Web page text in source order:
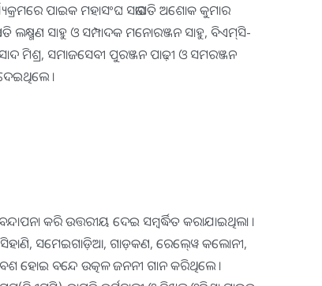
ପାଇକ ମହାସଂଘ ସଭାପତି ଅଶୋକ କୁମାର
ଲକ୍ଷ୍ମଣ ସାହୁ ଓ ସମ୍ପାଦକ ମନୋରଞ୍ଜନ ସାହୁ, ବିଏମ୍‍ସି-
ମିଶ୍ର, ସମାଜସେବୀ ପୁରଞ୍ଜନ ପାଢ଼ୀ ଓ ସମରଞ୍ଜନ
।
କରି ଉତ୍ତରୀୟ ଦେଇ ସମ୍ବର୍ଦ୍ଧିତ କରାଯାଇଥିଲା ।
ସମେଇଗାଡ଼ିଆ, ଗାଡ଼କଣ, ରେଲ୍‍ୱେ କଲୋନୀ,
ହୋଇ ବନ୍ଦେ ଉତ୍କଳ ଜନନୀ ଗାନ କରିଥିଲେ ।